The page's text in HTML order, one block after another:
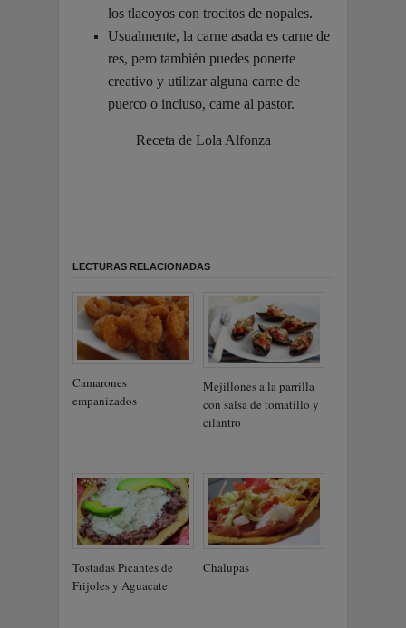
los tlacoyos con trocitos de nopales.
Usualmente, la carne asada es carne de
res, pero también puedes ponerte
creativo y utilizar alguna carne de
puerco o incluso, carne al pastor.
Receta de Lola Alfonza
LECTURAS RELACIONADAS
Camarones
empanizados
Mejillones a la parrilla
con salsa de tomatillo y
cilantro
Tostadas Picantes de
Frijoles y Aguacate
Chalupas